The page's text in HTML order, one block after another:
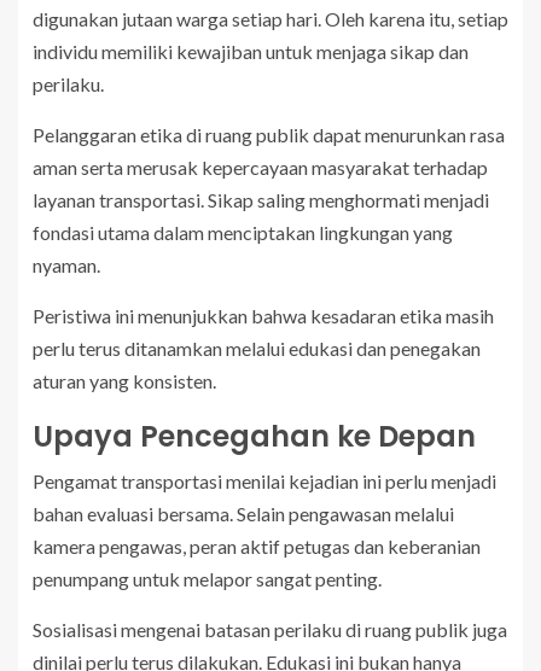
digunakan jutaan warga setiap hari. Oleh karena itu, setiap
individu memiliki kewajiban untuk menjaga sikap dan
perilaku.
Pelanggaran etika di ruang publik dapat menurunkan rasa
aman serta merusak kepercayaan masyarakat terhadap
layanan transportasi. Sikap saling menghormati menjadi
fondasi utama dalam menciptakan lingkungan yang
nyaman.
Peristiwa ini menunjukkan bahwa kesadaran etika masih
perlu terus ditanamkan melalui edukasi dan penegakan
aturan yang konsisten.
Upaya Pencegahan ke Depan
Pengamat transportasi menilai kejadian ini perlu menjadi
bahan evaluasi bersama. Selain pengawasan melalui
kamera pengawas, peran aktif petugas dan keberanian
penumpang untuk melapor sangat penting.
Sosialisasi mengenai batasan perilaku di ruang publik juga
dinilai perlu terus dilakukan. Edukasi ini bukan hanya